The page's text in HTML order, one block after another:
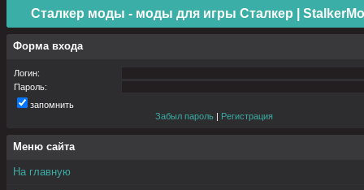
Сталкер моды - моды для игры Сталкер |
Форма входа
Логин:
Пароль:
запомнить
Забыл пароль | Регистрация
Меню сайта
На главную